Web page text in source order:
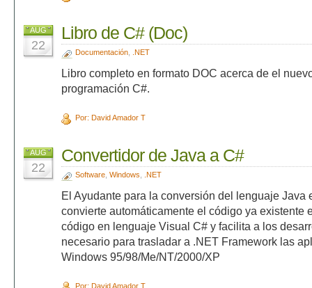
AUG
22
Libro de C# (Doc)
Documentación, .NET
Libro completo en formato DOC acerca de el
programación C#.
Por: David Amador T
AUG
22
Convertidor de Java a C#
Software, Windows .NET
El Ayudante para la conversión del lenguaje Java
convierte automáticamente el código ya existente
código en lenguaje Visual C# y facilita a los
necesario para trasladar a .NET Framework las
Windows 95/98/Me/NT/2000/XP
Por: David Amador T